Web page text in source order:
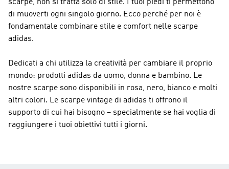
scarpe, non si tratta solo di stile. I tuoi piedi ti permettono
di muoverti ogni singolo giorno. Ecco perché per noi è
fondamentale combinare stile e comfort nelle scarpe
adidas.
Dedicati a chi utilizza la creatività per cambiare il proprio
mondo: prodotti adidas da uomo, donna e bambino. Le
nostre scarpe sono disponibili in rosa, nero, bianco e molti
altri colori. Le scarpe vintage di adidas ti offrono il
supporto di cui hai bisogno – specialmente se hai voglia di
raggiungere i tuoi obiettivi tutti i giorni.